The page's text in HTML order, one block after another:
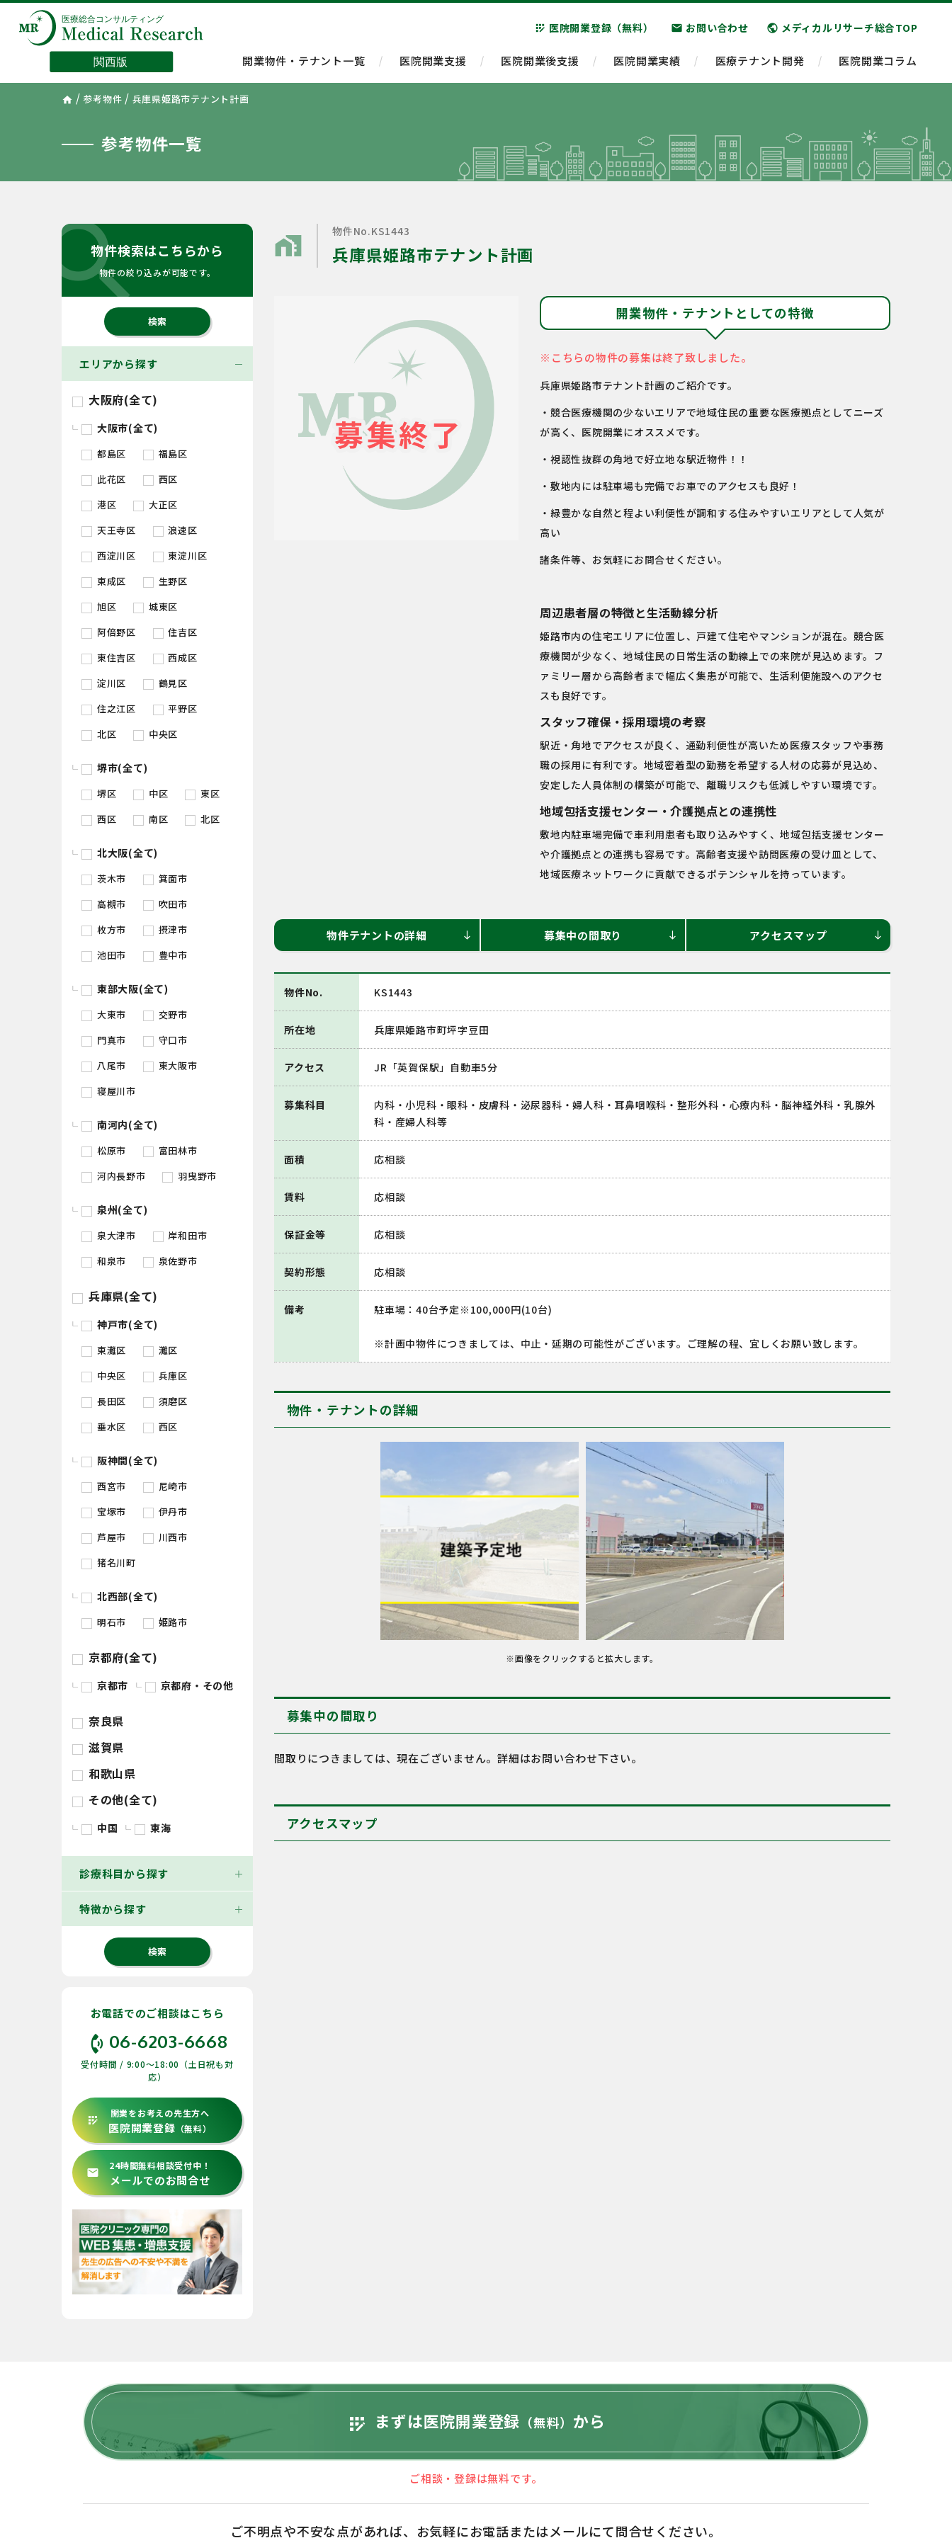
app_registration 医院開業登録（無料） email お問い合わせ public メディカルリサーチ総合TOP
開業物件・テナント一覧 医院開業支援 医院開業後支援 医院開業実績 医療テナント開発 医院開業コラム
home /参考物件 / 兵庫県姫路市テナント計画
参考物件一覧
物件検索はこちらから
物件の絞り込みが可能です。
search
エリアから探す
大阪府(全て)
大阪市(全て)
都島区
福島区
此花区
西区
港区
大正区
天王寺区
浪速区
西淀川区
東淀川区
東成区
生野区
旭区
城東区
阿倍野区
住吉区
東住吉区
西成区
淀川区
鶴見区
住之江区
平野区
北区
中央区
堺市(全て)
堺区 中区
東区
西区
南区 北区
北大阪(全て)
茨木市
箕面市
高槻市
吹田市
枚方市
摂津市
池田市
豊中市
東部大阪(全て)
大東市
交野市
門真市
守口市
八尾市
東大阪市
寝屋川市
南河内(全て)
松原市
富田林市
河内長野市
羽曳野市
泉州(全て)
泉大津市
岸和田市
和泉市
泉佐野市
兵庫県(全て)
神戸市(全て)
東灘区
灘区
中央区
兵庫区
長田区
須磨区
垂水区
西区
阪神間(全て)
西宮市
尼崎市
宝塚市
伊丹市
芦屋市
川西市
猪名川町
北西部(全て)
明石市 姫路市
京都府(全て)
京都市 京都府・その他
奈良県
滋賀県
和歌山県
その他(全て)
中国 東海
診療科目から探す
特徴から探す
お電話でのご相談はこちら
phone_in_talk06-6203-6668
受付時間 / 9:00〜18:00（土日祝も対
応）
app_registration
開業をお考えの先生方へ
医院開業登録 （無料）
email
24時間無料相談受付中！
メールでのお問合せ
home_work
物件No.KS1443
兵庫県姫路市テナント計画
開業物件・テナントとしての特徴
※こちらの物件の募集は終了致しました。
兵庫県姫路市テナント計画のご紹介です。
・競合医療機関の少ないエリアで地域住民の重要な医療拠点としてニーズ
が高く、医院開業にオススメです。
・視認性抜群の角地で好立地な駅近物件！！
・敷地内には駐車場も完備でお車でのアクセスも良好！
・緑豊かな自然と程よい利便性が調和する住みやすいエリアとして人気が
高い
諸条件等、お気軽にお問合せください。
周辺患者層の特徴と生活動線分析
姫路市内の住宅エリアに位置し、戸建て住宅やマンションが混在。競合医
療機関が少なく、地域住民の日常生活の動線上での来院が見込めます。フ
ァミリー層から高齢者まで幅広く集患が可能で、生活利便施設へのアクセ
スも良好です。
スタッフ確保・採用環境の考察
駅近・角地でアクセスが良く、通勤利便性が高いため医療スタッフや事務
職の採用に有利です。地域密着型の勤務を希望する人材の応募が見込め、
安定した人員体制の構築が可能で、離職リスクも低減しやすい環境です。
地域包括支援センター・介護拠点との連携性
敷地内駐車場完備で車利用患者も取り込みやすく、地域包括支援センター
や介護拠点との連携も容易です。高齢者支援や訪問医療の受け皿として、
地域医療ネットワークに貢献できるポテンシャルを持っています。
物件テナントの詳細 south 募集中の間取り south アクセスマップ south
物件No. KS1443
所在地 兵庫県姫路市町坪字豆田
アクセス JR「英賀保駅」自動車5分
募集科目
内科・小児科・眼科・皮膚科・泌尿器科・婦人科・耳鼻咽喉科・整形外科・心療内科・脳神経外科・乳腺外
科・産婦人科等
面積 応相談
賃料 応相談
保証金等 応相談
契約形態 応相談
備考 駐車場：40台予定※100,000円(10台)
※計画中物件につきましては、中止・延期の可能性がございます。ご理解の程、宜しくお願い致します。
物件・テナントの詳細
※画像をクリックすると拡大します。
募集中の間取り
間取りにつきましては、現在ございません。詳細はお問い合わせ下さい。
アクセスマップ
app_registration まずは医院開業登録 （無料） から
ご相談・登録は無料です。
ご不明点や不安な点があれば、お気軽にお電話またはメールにて問合せください。